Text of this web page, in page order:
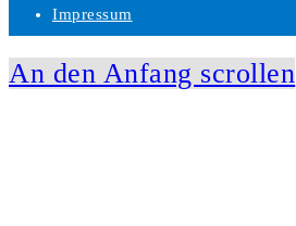
Impressum
An den Anfang scrollen